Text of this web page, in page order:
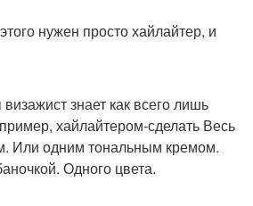
нужен просто хайлайтер, и
знает как всего лишь
хайлайтером-сделать Весь
Или одним тональным кремом.
Одного цвета.